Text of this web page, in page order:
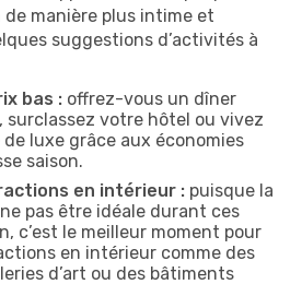
manière plus intime et
suggestions d’activités à
bas : offrez-vous un dîner
surclassez votre hôtel ou vivez
luxe grâce aux économies
saison.
en intérieur : puisque la
pas être idéale durant ces
c’est le meilleur moment pour
en intérieur comme des
d’art ou des bâtiments